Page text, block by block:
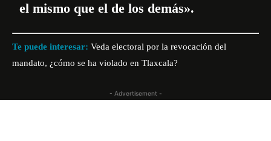
el mismo que el de los demás».
Te puede interesar: Veda electoral por la revocación del
mandato, ¿cómo se ha violado en Tlaxcala?
- Advertisement -